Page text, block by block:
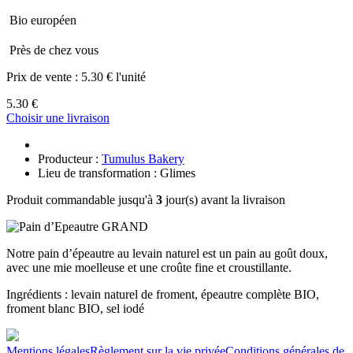
Bio européen
Près de chez vous
Prix de vente : 5.30 € l'unité
5.30 €
Choisir une livraison
Producteur : Tumulus Bakery
Lieu de transformation : Glimes
Produit commandable jusqu'à 3 jour(s) avant la livraison
Notre pain d’épeautre au levain naturel est un pain au goût doux,
avec une mie moelleuse et une croûte fine et croustillante.
Ingrédients : levain naturel de froment, épeautre complète BIO,
froment blanc BIO, sel iodé